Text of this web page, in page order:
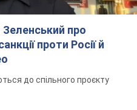
про
проти Росії й
до спільного проєкту